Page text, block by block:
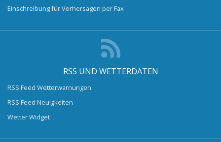
Einschreibung für Vorhersagen per Fax
RSS UND WETTERDATEN
RSS Feed Wetterwarnungen
RSS Feed Neuigkeiten
Wetter Widget